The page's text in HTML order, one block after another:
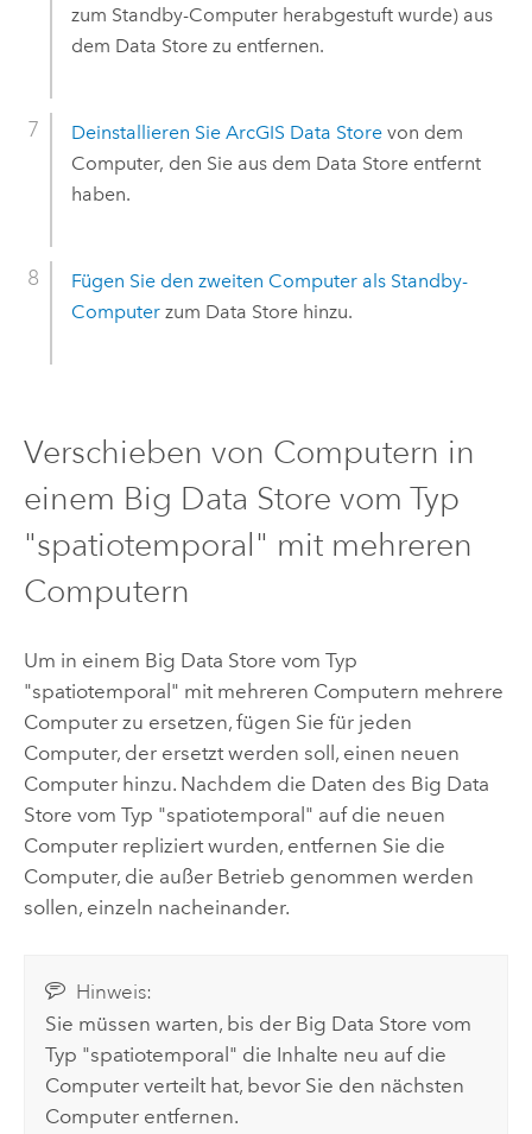
zum Standby-Computer herabgestuft wurde) aus
dem Data Store zu entfernen.
Deinstallieren Sie ArcGIS Data Storevon dem
Computer, den Sie aus dem Data Store entfernt
haben.
Fügen Sie den zweiten Computer als Standby-
Computerzum Data Store hinzu.
Verschieben von Computern in
einem Big Data Store vom Typ
"spatiotemporal" mit mehreren
Computern
Um in einem Big Data Store vom Typ
"spatiotemporal" mit mehreren Computern mehrere
Computer zu ersetzen, fügen Sie für jeden
Computer, der ersetzt werden soll, einen neuen
Computer hinzu. Nachdem die Daten des Big Data
Store vom Typ "spatiotemporal" auf die neuen
Computer repliziert wurden, entfernen Sie die
Computer, die außer Betrieb genommen werden
sollen, einzeln nacheinander.
Hinweis:
Sie müssen warten, bis der Big Data Store vom
Typ "spatiotemporal" die Inhalte neu auf die
Computer verteilt hat, bevor Sie den nächsten
Computer entfernen.